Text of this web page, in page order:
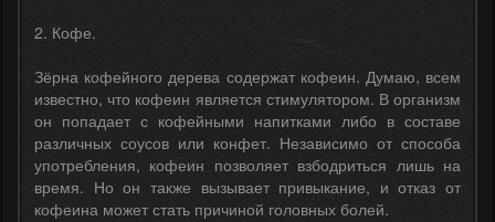
2. Кофе.
Зёрна кофейного дерева содержат кофеин. Думаю, всем
известно, что кофеин является стимулятором. В организм
он попадает с кофейными напитками либо в составе
различных соусов или конфет. Независимо от способа
употребления, кофеин позволяет взбодриться лишь на
время. Но он также вызывает привыкание, и отказ от
кофеина может стать причиной головных болей.